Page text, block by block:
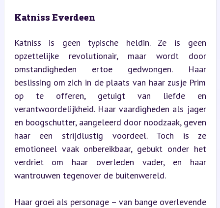
Katniss Everdeen
Katniss is geen typische heldin. Ze is geen
opzettelijke revolutionair, maar wordt door
omstandigheden ertoe gedwongen. Haar
beslissing om zich in de plaats van haar zusje Prim
op te offeren, getuigt van liefde en
verantwoordelijkheid. Haar vaardigheden als jager
en boogschutter, aangeleerd door noodzaak, geven
haar een strijdlustig voordeel. Toch is ze
emotioneel vaak onbereikbaar, gebukt onder het
verdriet om haar overleden vader, en haar
wantrouwen tegenover de buitenwereld.
Haar groei als personage – van bange overlevende